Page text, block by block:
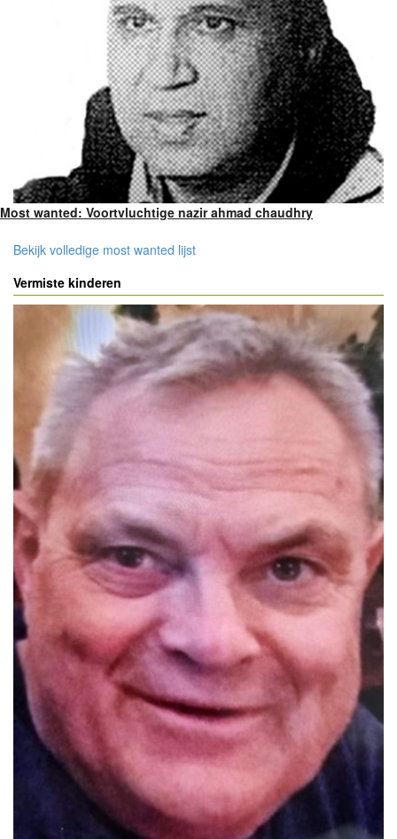
Most wanted: Voortvluchtige nazir ahmad chaudhry
Bekijk volledige most wanted lijst
Vermiste kinderen